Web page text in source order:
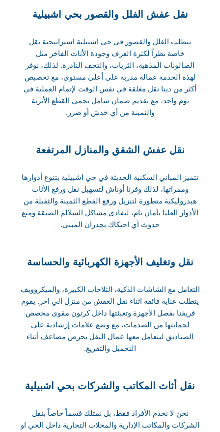
نقل عفش الفلل والقصور بحي اشبيلية
تتطلب الفلل والقصور في حي اشبيلية استراتيجية نقل
خاصة نظراً لكثرة الغرف وجودة الأثاث الفاخر مثل
الصالونات المذهبة، الثريات، والتحف النادرة. لذلك، نوفر
لهذه الخدمة عمالة مدربة على أعلى مستوى، مع تخصيص
أكثر من دينا نقل مغلقة في نفس الوقت لإتمام العملية في
يوم واحد، مع تقديم ضمان شامل يحمي القطع الأثرية
والثمينة من أي خدش أو ضرر.
نقل عفش الشقق والمنازل المرتفعة
تتميز المباني السكنية الحديثة في حي اشبيلية بتنوع أدوارها
وممراتها، لذلك وفرنا أوناش لتسهيل نقل ورفع الأثاث
هيدروليكية متطورة لتنزيل ورفع القطع الثمينة والثقيلة من
الأدوار العليا بأمان تام، لتفادي مشاكل السلالم الضيقة ومنع
حدوث أي احتكاك بجدران المبنى.
نقل وتغليف الأجهزة الكهربائية والحساسة
التعامل مع الشاشات الذكية، الثلاجات الكبيرة، والميكروويف
يتطلب عناية فائقة اثناء نقل العفش من منزل الي اخر. يقوم
فريقنا بفصل الأجهزة وتعبئتها داخل كرتون مقوى مخصص
لحمايتها من الصدمات، مع وضع علامات إرشادية على
الصناديق ليتعامل معها عمال النقل بحرص مضاعف أثناء
التحميل والتفريغ.
نقل أثاث المكاتب والشركات بحي اشبيلية
نحن لا نخدم الأفراد فقط، بل نمتلك قسماً خاصاً بنقل
الشركات والمكاتب الإدارية والمحلات التجارية داخل الحي او